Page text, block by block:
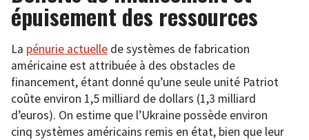
épuisement des ressources
La pénurie actuelle de systèmes de fabrication
américaine est attribuée à des obstacles de
financement, étant donné qu’une seule unité Patriot
coûte environ 1,5 milliard de dollars (1,3 milliard
d’euros). On estime que l’Ukraine possède environ
cinq systèmes américains remis en état, bien que leur